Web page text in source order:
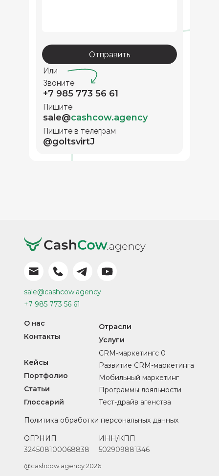
Отправить
Или
@goltsvirtJ
Пишите в телеграм
sale@cashcow.agency
Пишите
+7 985 773 56 61
Звоните
@cashcow.agency 2026
Политика обработки персональных данных
Тест-драйв агенства
Программы лояльности
Мобильный маркетинг
Развитие CRM-маркетинга
CRM-маркетингс 0
+7 985 773 56 61
sale@cashcow.agency
ОГРНИП
324508100068838
Контакты
Статьи
Глоссарий
Портфолио
Отрасли
Кейсы
Услуги
О нас
ИНН/КПП
502909881346